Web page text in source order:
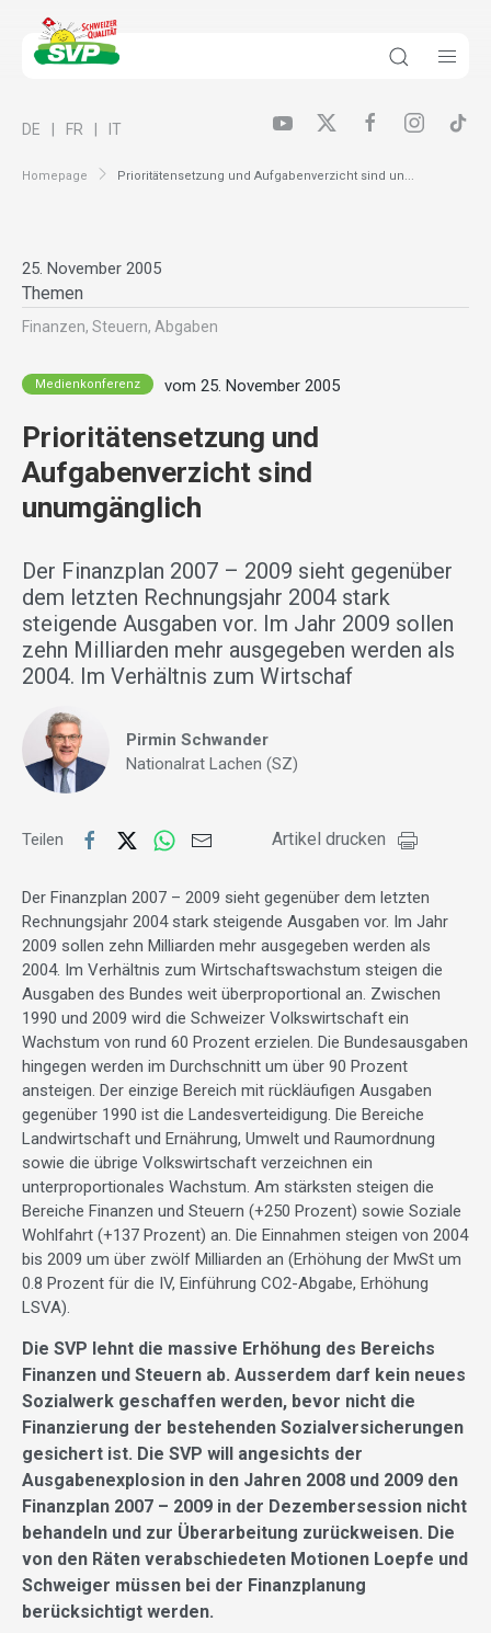
Homepage Prioritätensetzung und Aufgabenverzicht sind un...
DE FR IT
25. November 2005
Themen
Finanzen, Steuern, Abgaben
Medienkonferenz vom 25. November 2005
Prioritätensetzung und
Aufgabenverzicht sind
unumgänglich
Der Finanzplan 2007 – 2009 sieht gegenüber
dem letzten Rechnungsjahr 2004 stark
steigende Ausgaben vor. Im Jahr 2009 sollen
zehn Milliarden mehr ausgegeben werden als
2004. Im Verhältnis zum Wirtschaf
Pirmin Schwander
Nationalrat Lachen (SZ)
Teilen Artikel drucken
Der Finanzplan 2007 – 2009 sieht gegenüber dem letzten
Rechnungsjahr 2004 stark steigende Ausgaben vor. Im Jahr
2009 sollen zehn Milliarden mehr ausgegeben werden als
2004. Im Verhältnis zum Wirtschaftswachstum steigen die
Ausgaben des Bundes weit überproportional an. Zwischen
1990 und 2009 wird die Schweizer Volkswirtschaft ein
Wachstum von rund 60 Prozent erzielen. Die Bundesausgaben
hingegen werden im Durchschnitt um über 90 Prozent
ansteigen. Der einzige Bereich mit rückläufigen Ausgaben
gegenüber 1990 ist die Landesverteidigung. Die Bereiche
Landwirtschaft und Ernährung, Umwelt und Raumordnung
sowie die übrige Volkswirtschaft verzeichnen ein
unterproportionales Wachstum. Am stärksten steigen die
Bereiche Finanzen und Steuern (+250 Prozent) sowie Soziale
Wohlfahrt (+137 Prozent) an. Die Einnahmen steigen von 2004
bis 2009 um über zwölf Milliarden an (Erhöhung der MwSt um
0.8 Prozent für die IV, Einführung CO2-Abgabe, Erhöhung
LSVA).
Die SVP lehnt die massive Erhöhung des Bereichs
Finanzen und Steuern ab. Ausserdem darf kein neues
Sozialwerk geschaffen werden, bevor nicht die
Finanzierung der bestehenden Sozialversicherungen
gesichert ist. Die SVP will angesichts der
Ausgabenexplosion in den Jahren 2008 und 2009 den
Finanzplan 2007 – 2009 in der Dezembersession nicht
behandeln und zur Überarbeitung zurückweisen. Die
von den Räten verabschiedeten Motionen Loepfe und
Schweiger müssen bei der Finanzplanung
berücksichtigt werden.